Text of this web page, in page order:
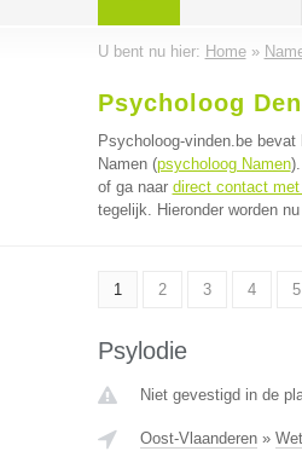
U bent nu hier: Home»
Psycholoog
Psycholoog-vinden.be bevat
Namen (psycholoog Namen
of ga naar direct contact
tegelijk. Hieronder worden
1 2 3 4 5
Psylodie
Niet gevestigd in de
Oost-Vlaanderen»